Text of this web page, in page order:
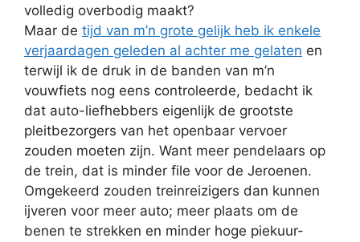
volledig overbodig maakt?
Maar de tijd van m’n grote gelijk heb ik enkele
verjaardagen geleden al achter me gelaten en
terwijl ik de druk in de banden van m’n
vouwfiets nog eens controleerde, bedacht ik
dat auto-liefhebbers eigenlijk de grootste
pleitbezorgers van het openbaar vervoer
zouden moeten zijn. Want meer pendelaars op
de trein, dat is minder file voor de Jeroenen.
Omgekeerd zouden treinreizigers dan kunnen
ijveren voor meer auto; meer plaats om de
benen te strekken en minder hoge piekuur-